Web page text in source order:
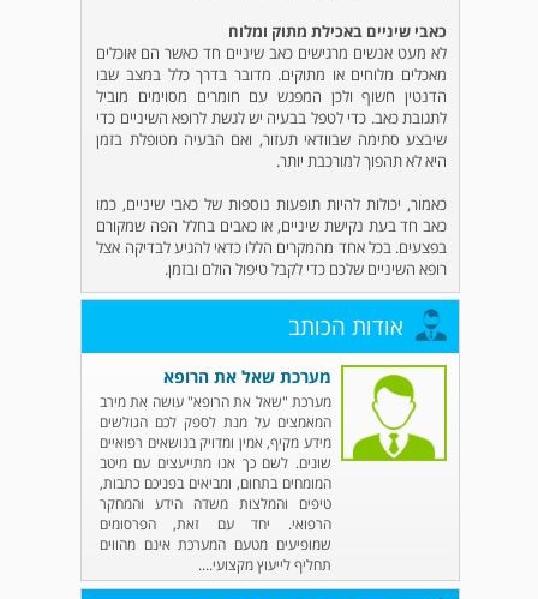
כאבי שיניים באכילת מתוק ומלוח
לא מעט אנשים מרגישים כאב שיניים חד כאשר הם אוכלים
מאכלים מלוחים או מתוקים. מדובר בדרך כלל במצב שבו
הדנטין חשוף ולכן המפגש עם חומרים מסוימים מוביל
לתגובת כאב. כדי לטפל בבעיה יש לגשת לרופא השיניים כדי
שיבצע סתימה שבוודאי תעזור, ואם הבעיה מטופלת בזמן
היא לא תהפוך למורכבת יותר.
כאמור, יכולות להיות תופעות נוספות של כאבי שיניים, כמו
כאב חד בעת נקישת שיניים, או כאבים בחלל הפה שמקורם
בפצעים. בכל אחד מהמקרים הללו כדאי להגיע לבדיקה אצל
רופא השיניים שלכם כדי לקבל טיפול הולם ובזמן.
אודות הכותב
מערכת שאל את הרופא
מערכת "שאל את הרופא" עושה את מירב
המאמצים על מנת לספק לכם הגולשים
מידע מקיף, אמין ומדויק בנושאים רפואיים
שונים. לשם כך אנו מתייעצים עם מיטב
המומחים בתחום, ומביאים בפניכם כתבות,
טיפים והמלצות משדה הידע והמחקר
הרפואי. יחד עם זאת, הפרסומים
שמופיעים מטעם המערכת אינם מהווים
תחליף לייעוץ מקצועי....